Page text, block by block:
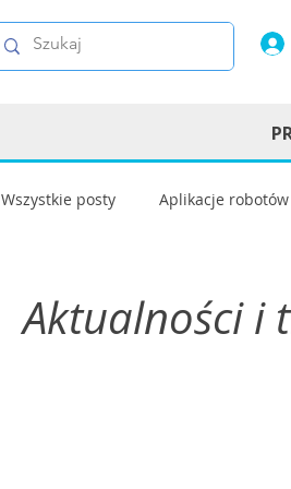
Wszystkie posty Aplikacje robotów
Aktualności i